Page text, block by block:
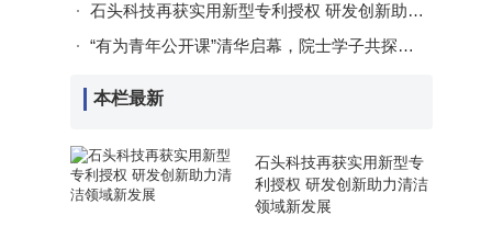
石头科技再获实用新型专利授权 研发创新助力清洁领域新发展
“有为青年公开课”清华启幕，院士学子共探智能共生新未来
本栏最新
石头科技再获实用新型专
利授权 研发创新助力清洁
领域新发展